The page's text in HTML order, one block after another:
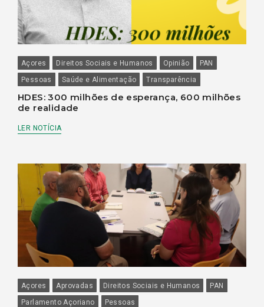
Açores Direitos Sociais e Humanos Opinião
PAN
Pessoas
Saúde e Alimentação Transparência
HDES: 300 milhões de esperança, 600 milhões
de realidade
LER NOTÍCIA
Açores Aprovadas Direitos Sociais e Humanos
PAN
Parlamento Açoriano
Pessoas